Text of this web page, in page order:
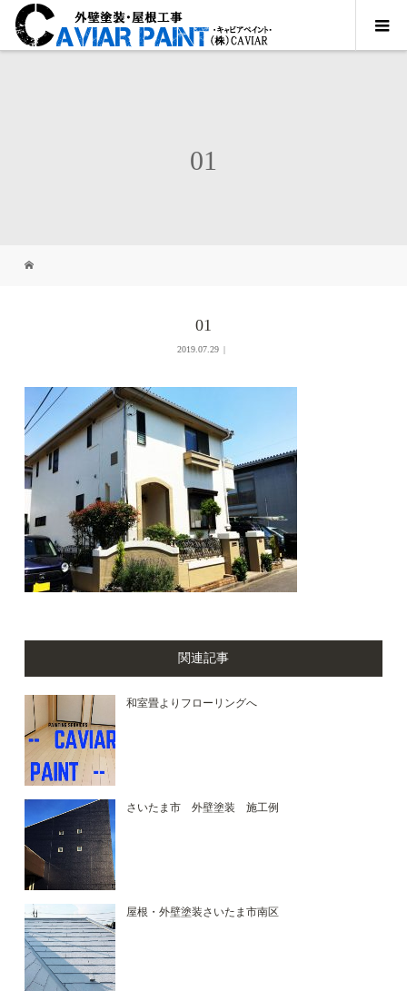
01
01
2019.07.29
関連記事
和室畳よりフローリングへ
さいたま市 外壁塗装 施工例
屋根・外壁塗装さいたま市南区